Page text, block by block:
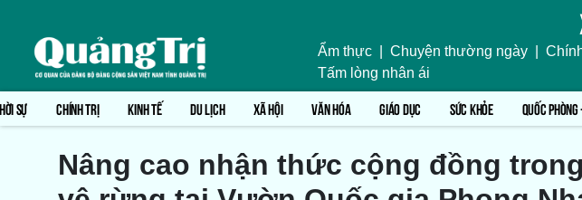
Ẩm thực Chuyện thường ngày
Tấm lòng nhân ái
SỰ CHÍNH TRỊ KINH TẾ DU LỊCH XÃ HỘI VĂN HÓA GIÁO DỤC SỨC KHỎE QUỐC
Nâng cao nhận thức cộng đồng